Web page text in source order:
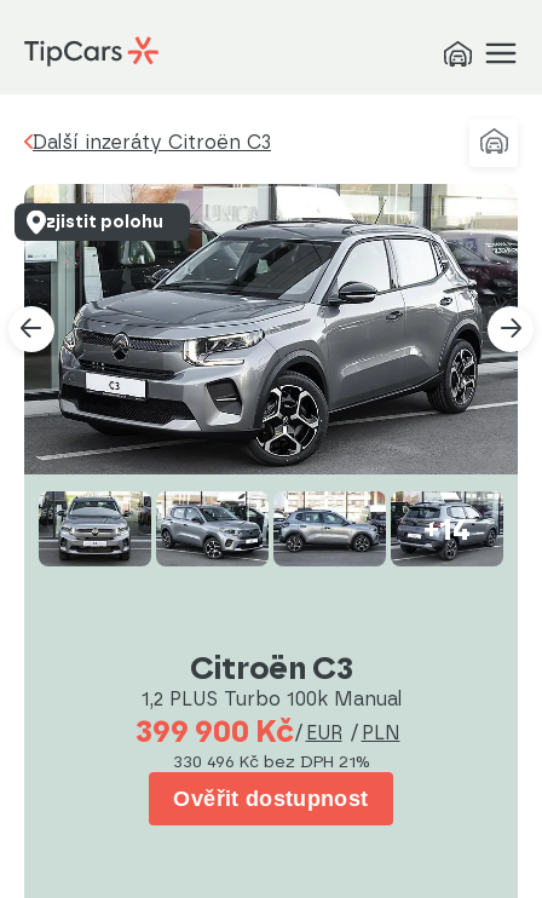
Další inzeráty Citroën C3
+14
Citroën C3
1,2 PLUS Turbo 100k Manual
399 900 Kč/ EUR / PLN
330 496 Kč bez DPH 21%
Ověřit dostupnost
zjistit polohu